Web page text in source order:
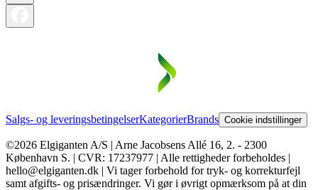
Salgs- og leveringsbetingelserKategorierBrands Cookie indstillinger
©2026 Elgiganten A/S | Arne Jacobsens Allé 16, 2. - 2300
København S. | CVR: 17237977 | Alle rettigheder forbeholdes |
hello@elgiganten.dk | Vi tager forbehold for tryk- og korrekturfejl
samt afgifts- og prisændringer. Vi gør i øvrigt opmærksom på at din